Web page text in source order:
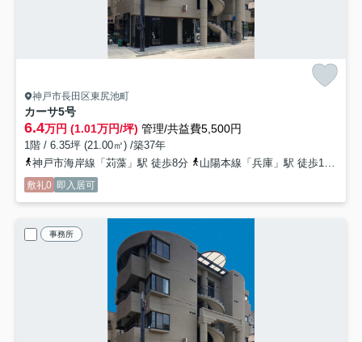
神戸市長田区東尻池町
カーサ5号
6.4万円 (1.01万円/坪) 管理/共益費5,500円
1階 / 6.35坪 (21.00㎡) /築37年
神戸市海岸線「苅藻」駅 徒歩8分
山陽本線「兵庫」駅 徒歩12分
敷礼0 即入居可
事務所